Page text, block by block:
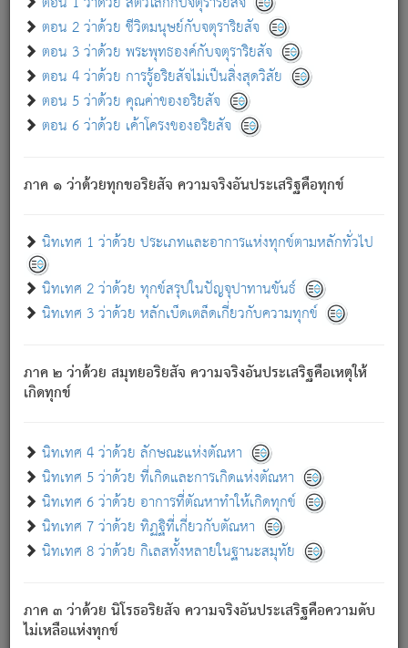
ตอน 2 ว่าด้วย ชีวิตมนุษย์กับจตุราริยสัจ
ตอน 3 ว่าด้วย พระพุทธองค์กับจตุราริยสัจ
ตอน 4 ว่าด้วย การรู้อริยสัจไม่เป็นสิ่งสุดวิสัย
ตอน 5 ว่าด้วย คุณค่าของอริยสัจ
ตอน 6 ว่าด้วย เค้าโครงของอริยสัจ
ภาค ๑ ว่าด้วยทุกขอริยสัจ ความจริงอันประเสริฐคือทุกข์
นิทเทศ 1 ว่าด้วย ประเภทและอาการแห่งทุกข์ตามหลักทั่วไป
นิทเทศ 2 ว่าด้วย ทุกข์สรุปในปัญจุปาทานขันธ์
นิทเทศ 3 ว่าด้วย หลักเบ็ดเตล็ดเกี่ยวกับความทุกข์
ภาค ๒ ว่าด้วย สมุทยอริยสัจ ความจริงอันประเสริฐคือเหตุให้
เกิดทุกข์
นิทเทศ 4 ว่าด้วย ลักษณะแห่งตัณหา
นิทเทศ 5 ว่าด้วย ที่เกิดและการเกิดแห่งตัณหา
นิทเทศ 6 ว่าด้วย อาการที่ตัณหาทำให้เกิดทุกข์
นิทเทศ 7 ว่าด้วย ทิฏฐิที่เกี่ยวกับตัณหา
นิทเทศ 8 ว่าด้วย กิเลสทั้งหลายในฐานะสมุทัย
ภาค ๓ ว่าด้วย นิโรธอริยสัจ ความจริงอันประเสริฐคือความดับ
ไม่เหลือแห่งทุกข์
เขากลัวต่อสิ่งใดสิ่งนั้นเป็นทุกข์
พรหมจรรย์นี้ อันบุคคลย่อมประพฤติ ก็เพื่อการละขาดซึ่ง
ภพ.
สมณะหรือพราหมณ์เหล่าใด กล่าวความหลุดพ้นจากภพว่า
มีได้เพราะภพ เรากล่าวว่า สมณะหรือพราหมณ์ทั้งปวงนั้น
มิใช่ผู้หลดพ้นจากภพ.
ภพ ว่ามีได้เพราะวิภพ[2]: เรากล่าวว่า สมณะหรือพราหมณ์ทั้ง
ปวงนั้น ก็ยังสลัดภพออกไปไม่ได้.
ก็ทุกข์นี้มีขึ้น เพราะอาศัยซึ่งอุปธิทั้งปวง.
เพราะความสิ้นไปแห่งอุปาทานทั้งปวง ความเกิดขึ้นแห่ง
ทุกข์จึงไม่มี.
ท่านจงดูโลกนี้เถิด (จะเห็นว่า) สัตว์ทั้งหลายอันอวิชาหนา
แน่นบังหนาแล้ว; และว่า สัตว์ผู้ยินดีในภพอันเป็นแล้วนั้น ย่อม
อันเป็นไปในที่หรือเวลาทั้งปวง[3]เพื่อความมีแห่งประโยชน์โดย
ประการทั้งปวง; ภพทั้งหลายทั้งหมดนั้น ไม่เที่ยง เป็นทุกข์ มี
ความแปรปรวนเป็นธรรมดา.
อย่างนี้อยู่; เขาย่อมละภวตัณหาได้ และไม่เพลิดเพลินวิภวตัณหา
ด้วย.
ความดับเพราะความสำรอกไม่เหลือ (แห่งภพทั้งหลาย)
เพราะความสิ้นไปแห่งตัณหาโดยประการทั้งปวง นั้นคือ
นิพพาน.
ภพใหม่ย่อมไม่มีแก่ภิกษุนั้น ผู้ดับเย็นสนิทแล้ว เพราะไม่มี
ภิกษุนั้น เป็นผู้ครอบงำมารได้แล้ว ชนะสงครามแล้ว ก้าวล่วง
ภพทั้งหลายทั้งปวงได้แล้ว เป็นผู้คงที่ (คือไม่เปลี่ยนแปลงอีกต่อ